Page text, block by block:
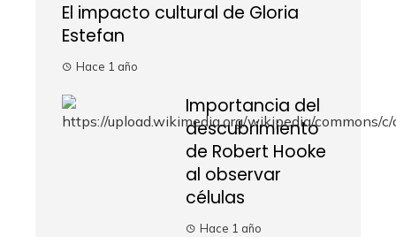
El impacto cultural de Gloria
Estefan
Hace 1 año
Importancia del
descubrimiento
de Robert Hooke
al observar
células
Hace 1 año